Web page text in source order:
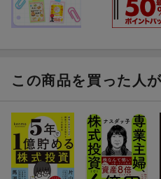
この商品を買った人